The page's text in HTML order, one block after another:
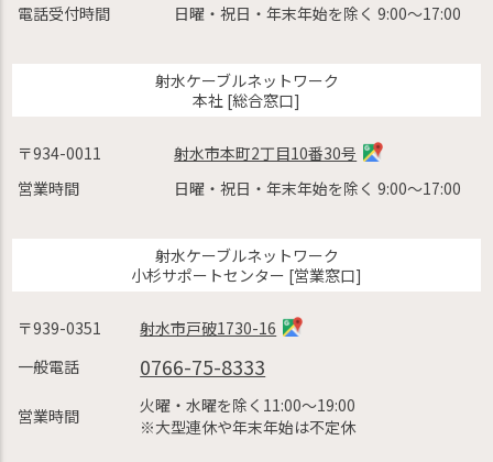
電話受付時間 日曜・祝日・年末年始を除く 9:00〜17:00
射水ケーブルネットワーク
本社 [総合窓口]
〒934-0011
射水市本町2丁目10番30号
営業時間
日曜・祝日・年末年始を除く 9:00〜17:00
射水ケーブルネットワーク
小杉サポートセンター [営業窓口]
〒939-0351
射水市戸破1730-16
一般電話
0766-75-8333
営業時間
火曜・水曜を除く11:00〜19:00
※大型連休や年末年始は不定休